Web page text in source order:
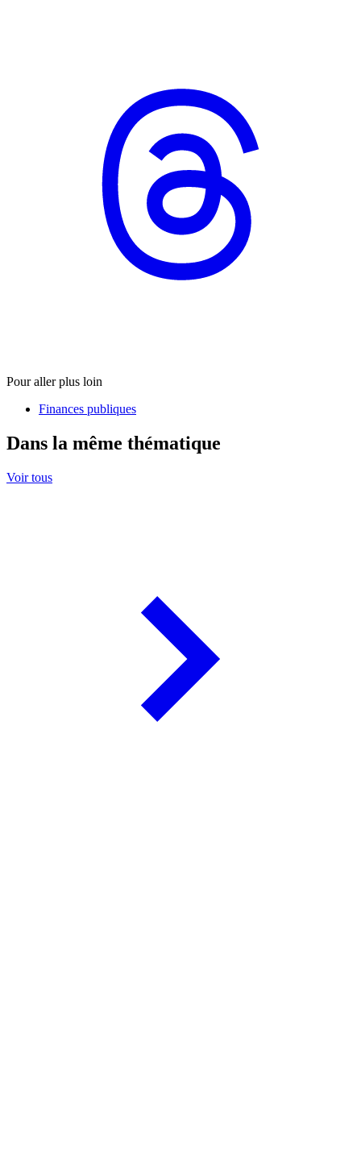
Pour aller plus loin
Finances publiques
Dans la même thématique
Voir tous